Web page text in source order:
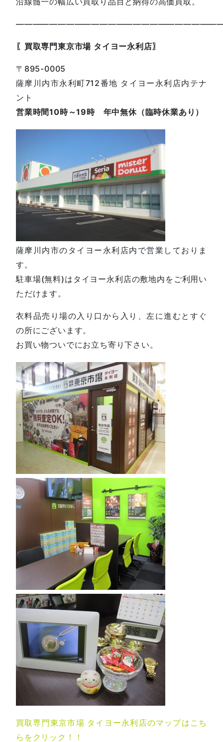
〖買取専門東京市場 タイヨー永利店〗
〒895-0005
薩摩川内市永利町712番地 タイヨー永利店内テナ
ント
営業時間10時～19時 年中無休（臨時休業あり）
薩摩川内市のタイヨー永利店内で営業しておりま
す。
駐車場(無料)はタイヨー永利店の敷地内をご利用い
ただけます。
衣料品売り場の入り口から入り、左に進むとすぐ
の所にございます。
お買い物ついでにお立ち寄り下さい。
買取専門東京市場 タイヨー永利店のマップはこち
らをクリック！！